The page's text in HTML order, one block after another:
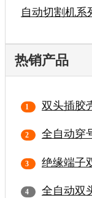
自动切割机系
热销产品
双头插胶
全自动穿
绝缘端子
全自动双